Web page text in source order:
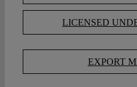
LICENSED
EXPORT